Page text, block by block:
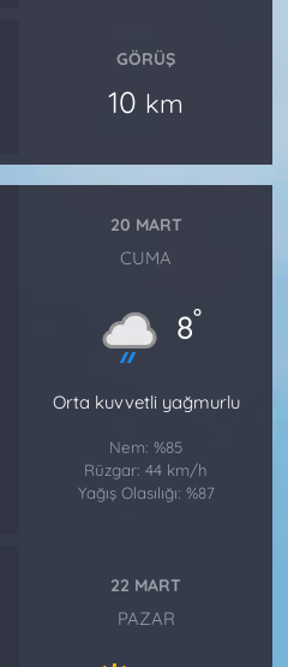
GÖRÜŞ
10 km
20 MART
CUMA
8°
Orta kuvvetli yağmurlu
Nem: %85
Rüzgar: 44 km/h
Yağış Olasılığı: %87
22 MART
PAZAR